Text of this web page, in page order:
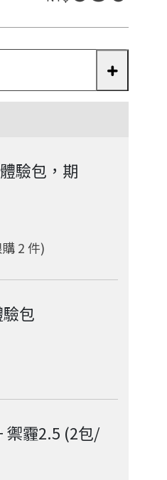
驗包，期
2 件)
包
禦霾2.5 (2包/